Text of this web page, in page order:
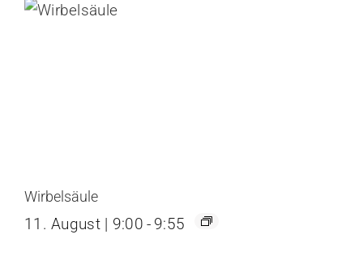
Wirbelsäule
11. August | 9:00 - 9:55